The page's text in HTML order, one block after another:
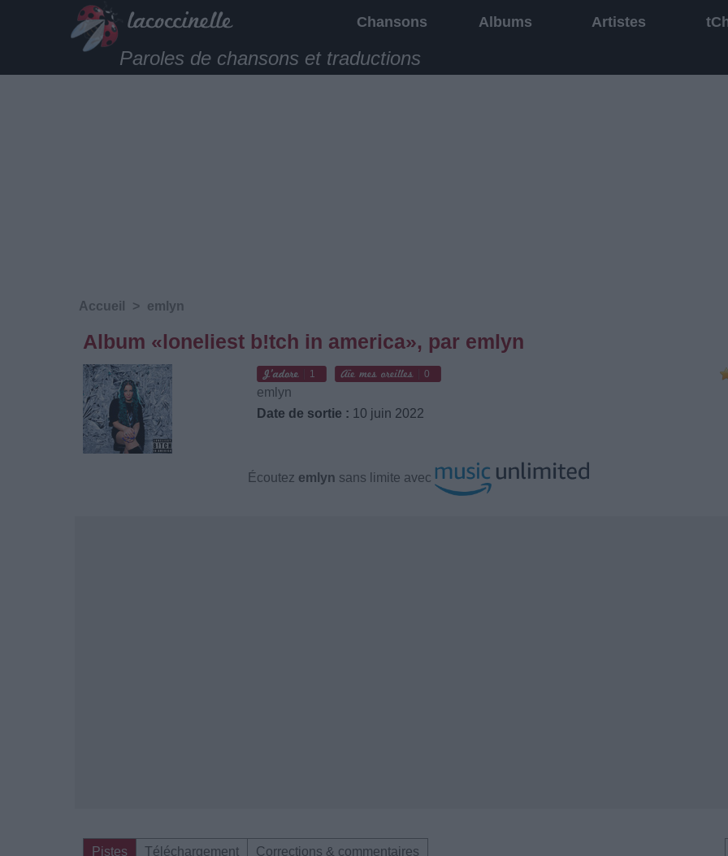
Chansons Albums Artistes
Paroles de chansons et traductions
Accueil > emlyn
Album «loneliest b!tch in america», par emlyn
1 0
emlyn
Date de sortie : 10 juin 2022
Écoutez emlyn sans limite avec
Pistes Téléchargement Corrections & commentaires